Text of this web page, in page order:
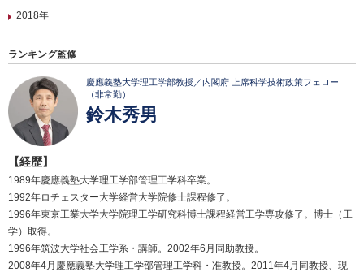
2018年
ランキング監修
慶應義塾大学理工学部教授／内閣府 上席科学技術政策フェロー
（非常勤）
鈴木秀男
【経歴】
1989年慶應義塾大学理工学部管理工学科卒業。
1992年ロチェスター大学経営大学院修士課程修了。
1996年東京工業大学大学院理工学研究科博士課程経営工学専攻修了。博士（工
学）取得。
1996年筑波大学社会工学系・講師。2002年6月同助教授。
2008年4月慶應義塾大学理工学部管理工学科・准教授。2011年4月同教授、現